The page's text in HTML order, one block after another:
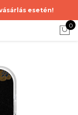
esetén!
0